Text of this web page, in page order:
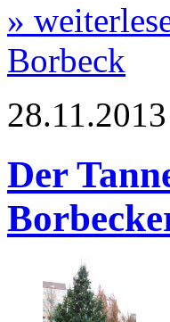
»
Borbeck
28.11.2013
Der